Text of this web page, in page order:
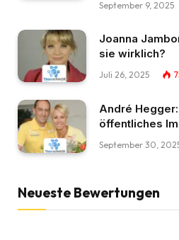
September 9, 2025
Joanna
sie wirklich?
Juli 26, 2025
André
öffentliches
September 30,
Neueste Bewertungen